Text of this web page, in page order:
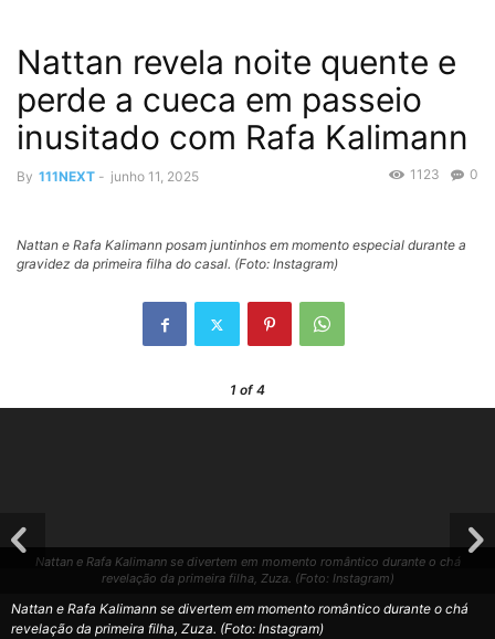
Nattan revela noite quente e
perde a cueca em passeio
inusitado com Rafa Kalimann
By 111NEXT - junho 11, 2025 0
1123
Nattan e Rafa Kalimann posam juntinhos em momento especial durante a
gravidez da primeira filha do casal. (Foto: Instagram)
1 of 4
Nattan e Rafa Kalimann se divertem em momento romântico durante o chá
revelação da primeira filha, Zuza. (Foto: Instagram)
Nattan e Rafa Kalimann se divertem em momento romântico durante o chá
revelação da primeira filha, Zuza. (Foto: Instagram)